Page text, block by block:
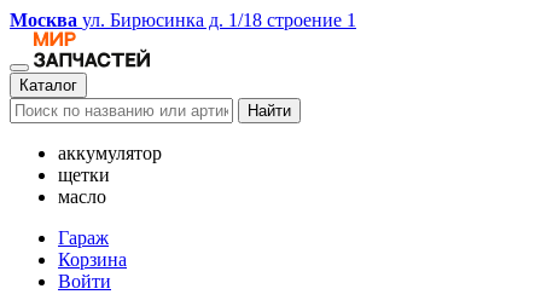
Москва ул. Бирюсинка д. 1/18 строение 1
Каталог
Найти
аккумулятор
щетки
масло
Гараж
Корзина
Войти